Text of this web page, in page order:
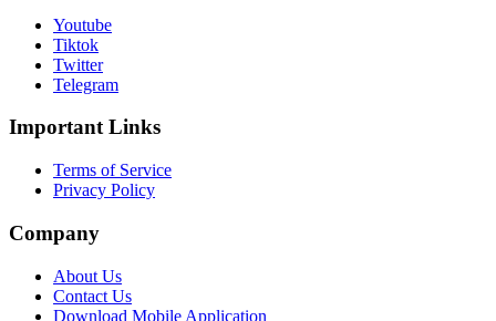
Youtube
Tiktok
Twitter
Telegram
Important Links
Terms of Service
Privacy Policy
Company
About Us
Contact Us
Download Mobile Application